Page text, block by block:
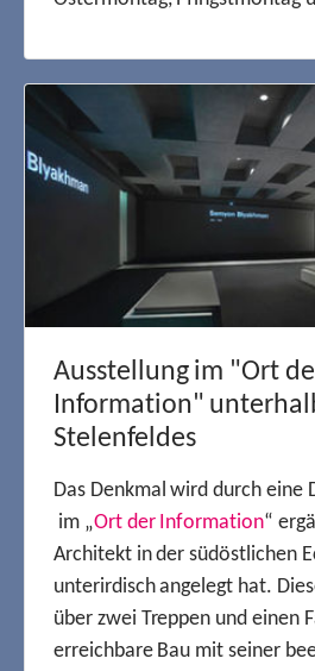
Ausstellung im "Ort
Information"
Stelenfeldes
Das Denkmal wird durch eine
im „Ort der Information“
Architekt in der südöstlichen
unterirdisch angelegt hat.
über zwei Treppen und einen
erreichbare Bau mit seiner